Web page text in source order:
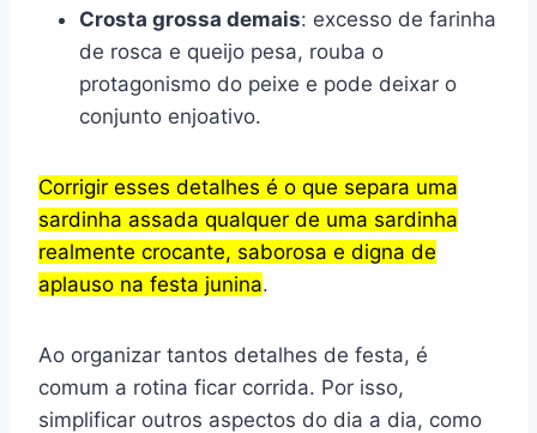
Crosta grossa demais: excesso de farinha
de rosca e queijo pesa, rouba o
protagonismo do peixe e pode deixar o
conjunto enjoativo.
Corrigir esses detalhes é o que separa uma
sardinha assada qualquer de uma sardinha
realmente crocante, saborosa e digna de
aplauso na festa junina.
Ao organizar tantos detalhes de festa, é
comum a rotina ficar corrida. Por isso,
simplificar outros aspectos do dia a dia, como